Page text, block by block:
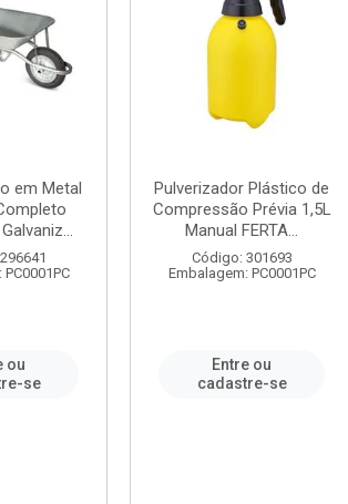
em Metal
ou
se
Pulverizador Plástico de
Compressão Prévia 1,5L
Manual FERTA...
Código: 301693
Embalagem: PC0001PC
Entre ou
cadastre-se